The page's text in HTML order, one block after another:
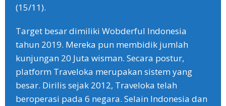
(15/11).
Target besar dimiliki Wobderful Indonesia
tahun 2019. Mereka pun membidik jumlah
kunjungan 20 Juta wisman. Secara postur,
platform Traveloka merupakan sistem yang
besar. Dirilis sejak 2012, Traveloka telah
beroperasi pada 6 negara. Selain Indonesia dan